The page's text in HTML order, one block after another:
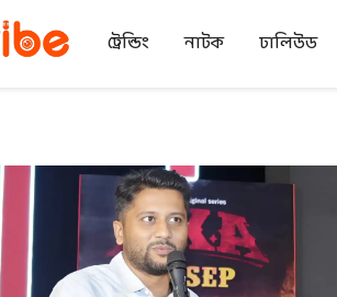
ট্রেন্ডিং নাটক ঢালিউড